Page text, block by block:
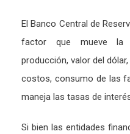
El Banco Central de
factor que mueve la
producción, valor del
costos, consumo de las
maneja las tasas de
Si bien las entidades